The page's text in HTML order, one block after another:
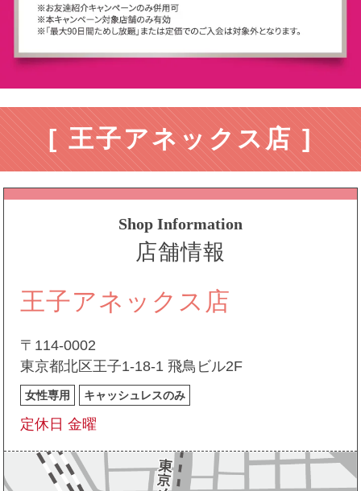
[ 王子アネックス店 ]
Shop Information
店舗情報
王子アネックス店
〒114-0002
東京都北区王子1-18-1 飛鳥ビル2F
女性専用 キャッシュレスのみ
定休日 金曜